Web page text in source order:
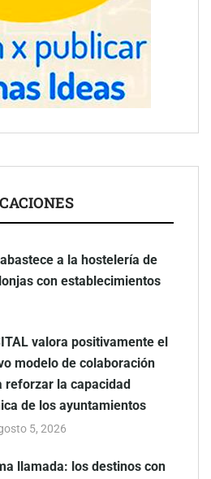
a la hostelería de
con establecimientos
valora positivamente el
modelo de colaboración
reforzar la capacidad
de los ayuntamientos
5, 2026
llamada: los destinos con